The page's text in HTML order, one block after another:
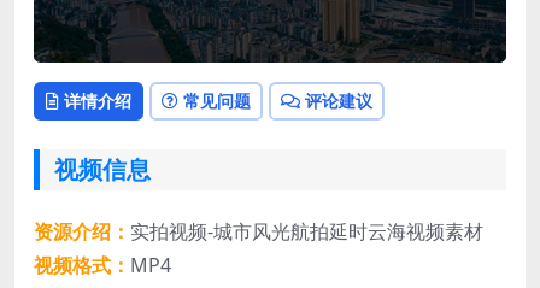
Video
详情介绍 常见问题 评论建议
视频信息
资源介绍： 实拍视频-城市风光航拍延时云海视频素材
视频格式： MP4